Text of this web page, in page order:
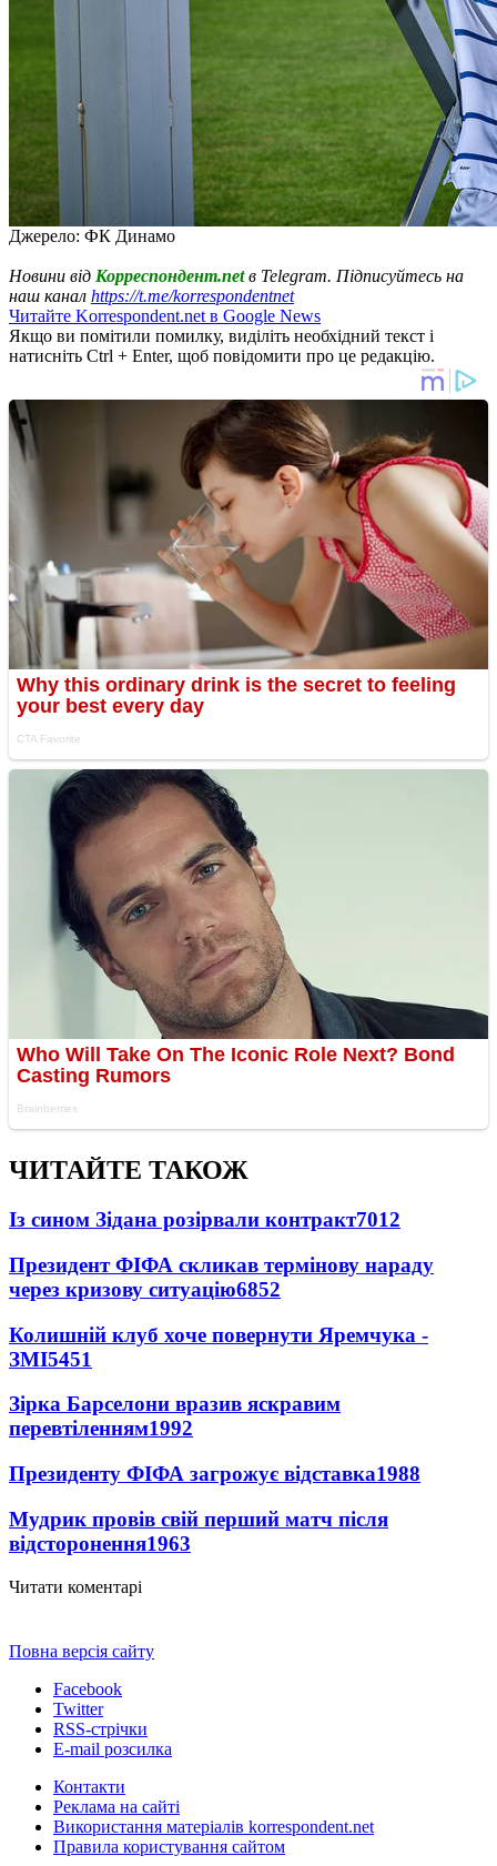
Джерело: ФК Динамо
Новини від Корреспондент.netв Telegram. Підписуйтесь на
наш канал https://t.me/korrespondentnet
Читайте Korrespondent.net в Google News
Якщо ви помітили помилку, виділіть необхідний текст і
натисніть Ctrl + Enter, щоб повідомити про це редакцію.
ЧИТАЙТЕ ТАКОЖ
Із сином Зідана розірвали контракт7012
Президент ФІФА скликав термінову нараду
через кризову ситуацію6852
Колишній клуб хоче повернути Яремчука -
ЗМІ5451
Зірка Барселони вразив яскравим
перевтіленням1992
Президенту ФІФА загрожує відставка1988
Мудрик провів свій перший матч після
відсторонення1963
Читати коментарі
Повна версія сайту
Facebook
Twitter
RSS-стрічки
E-mail розсилка
Контакти
Реклама на сайті
Використання матеріалів korrespondent.net
Правила користування сайтом